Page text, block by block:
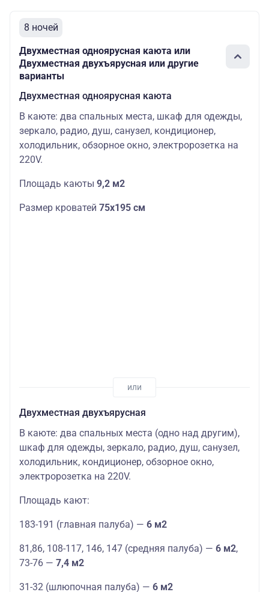
8 ночей
Двухместная одноярусная каюта или
Двухместная двухъярусная или другие
варианты
Двухместная одноярусная каюта
В каюте: два спальных места, шкаф для одежды,
зеркало, радио, душ, санузел, кондиционер,
холодильник, обзорное окно, электророзетка на
220V.
Площадь каюты 9,2 м2
Размер кроватей 75х195 см
Двухместная двухъярусная
В каюте: два спальных места (одно над другим),
шкаф для одежды, зеркало, радио, душ, санузел,
холодильник, кондиционер, обзорное окно,
электророзетка на 220V.
Площадь кают:
183-191 (главная палуба) — 6 м2
81,86, 108-117, 146, 147 (средняя палуба) — 6 м2,
73-76 — 7,4 м2
31-32 (шлюпочная палуба) — 6 м2